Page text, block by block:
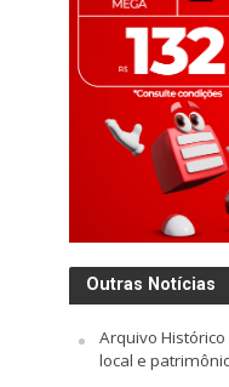
Outras Notícias
Arquivo
local e